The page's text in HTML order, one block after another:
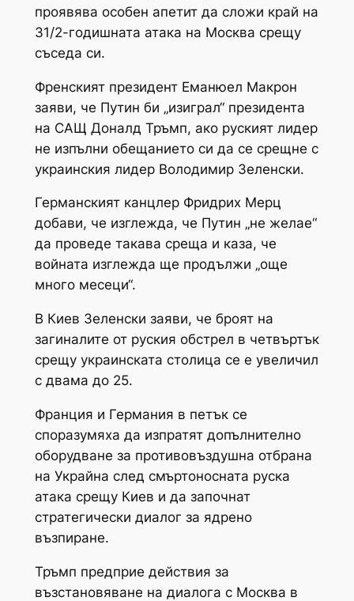
проявява особен апетит да сложи край на
31/2-годишната атака на Москва срещу
съседа си.
Френският президент Еманюел Макрон
заяви, че Путин би „изиграл“ президента
на САЩ Доналд Тръмп, ако руският лидер
не изпълни обещанието си да се срещне с
украинския лидер Володимир Зеленски.
Германският канцлер Фридрих Мерц
добави, че изглежда, че Путин „не желае“
да проведе такава среща и каза, че
войната изглежда ще продължи „още
много месеци“.
В Киев Зеленски заяви, че броят на
загиналите от руския обстрел в четвъртък
срещу украинската столица се е увеличил
с двама до 25.
Франция и Германия в петък се
споразумяха да изпратят допълнително
оборудване за противовъздушна отбрана
на Украйна след смъртоносната руска
атака срещу Киев и да започнат
стратегически диалог за ядрено
възпиране.
Тръмп предприе действия за
възстановяване на диалога с Москва в